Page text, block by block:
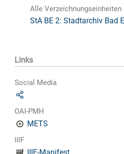
Alle Verzeichnungseinheiten
StA BE 2: Stadtarchiv Bad
Links
Social Media
OAI-PMH
METS
IIIF